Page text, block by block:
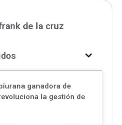
de la cruz
ganadora de
la gestión de